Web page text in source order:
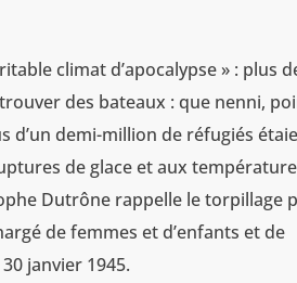
climat d’apocalypse » : plus
des bateaux : que nenni,
d’un demi-million de réfugiés
de glace et aux
Dutrône rappelle le torpillage
de femmes et d’enfants et de
janvier 1945.